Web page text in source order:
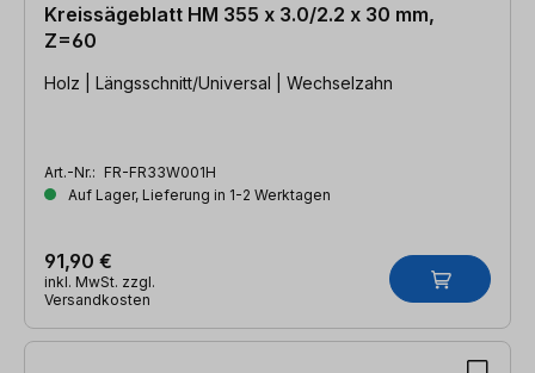
Kreissägeblatt HM 355 x 3.0/2.2 x 30 mm,
Z=60
Holz | Längsschnitt/Universal | Wechselzahn
Art.-Nr.: FR-FR33W001H
Auf Lager, Lieferung in 1-2 Werktagen
91,90 €
inkl. MwSt. zzgl.
Versandkosten